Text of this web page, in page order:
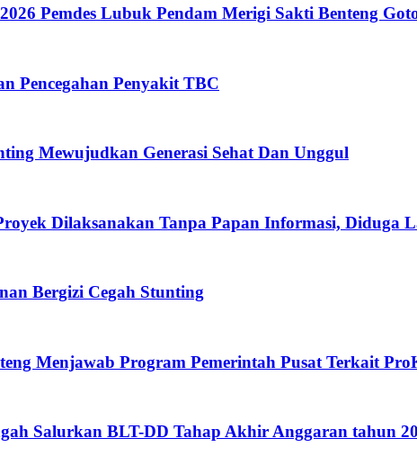
Pemdes Lubuk Pendam Merigi Sakti Benteng
Pencegahan Penyakit TBC
Mewujudkan Generasi Sehat Dan Unggul
Dilaksanakan Tanpa Papan Informasi, Diduga
Bergizi Cegah Stunting
Menjawab Program Pemerintah Pusat Terkait
Salurkan BLT-DD Tahap Akhir Anggaran tahun